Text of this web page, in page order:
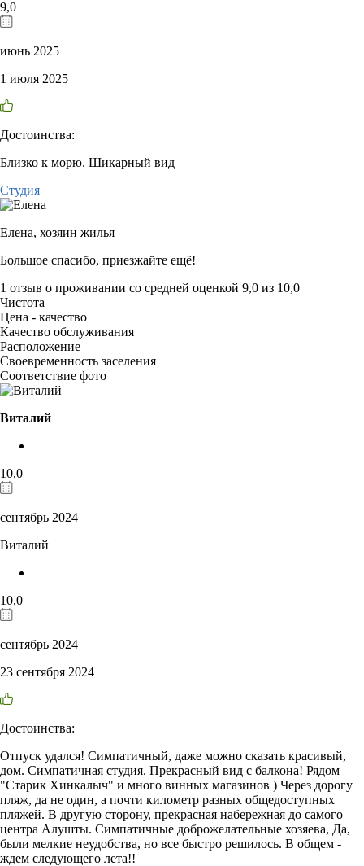
9,0
июнь 2025
1 июля 2025
Достоинства:
Близко к морю. Шикарный вид
Студия
Елена, хозяин жилья
Большое спасибо, приезжайте ещё!
1 отзыв о проживании со средней оценкой 9,0 из 10,0
Чистота
Цена - качество
Качество обслуживания
Расположение
Своевременность заселения
Соответствие фото
Виталий
10,0
сентябрь 2024
Виталий
10,0
сентябрь 2024
23 сентября 2024
Достоинства:
Отпуск удался! Симпатичный, даже можно сказать красивый,
дом. Симпатичная студия. Прекрасный вид с балкона! Рядом
"Старик Хинкалыч" и много винных магазинов ) Через дорогу
пляж, да не один, а почти километр разных общедоступных
пляжей. В другую сторону, прекрасная набережная до самого
центра Алушты. Симпатичные доброжелательные хозяева, Да,
были мелкие неудобства, но все быстро решилось. В общем -
ждем следующего лета!!